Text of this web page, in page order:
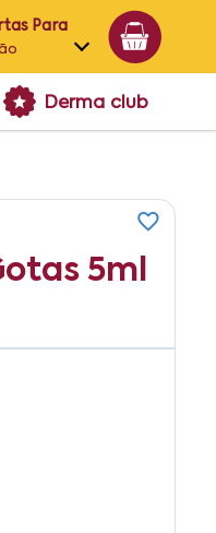
Para
Alagoas
Derma club
5ml